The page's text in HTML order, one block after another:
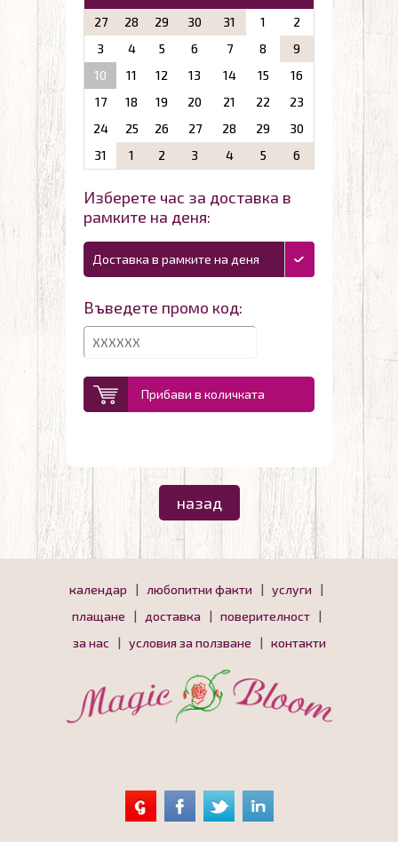
27
28 29 30 31 1
2
3
4 5 6 7 8
9
10
11 12 13 14 15
16
17
18 19 20 21 22
23
24
25 26 27 28 29
30
31
1 2 3 4 5 6
Изберете час за доставка в
рамките на деня:
Доставка в рамките на деня
Въведете промо код:
Прибави в количката
назад
календар | любопитни факти | услуги |
плащане | доставка| поверителност|
за нас| условия за ползване | контакти